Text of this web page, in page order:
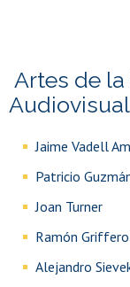
Artes de
Jaime Vadell
Patricio
Joan Turner
Ramón Griffero
Alejandro